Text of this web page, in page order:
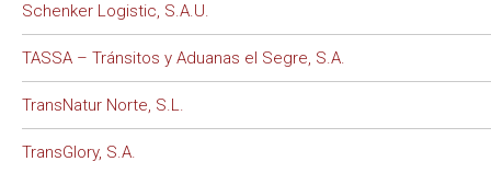
Schenker Logistic, S.A.U.
TASSA – Tránsitos y Aduanas el Segre, S.A.
TransNatur Norte, S.L.
TransGlory, S.A.